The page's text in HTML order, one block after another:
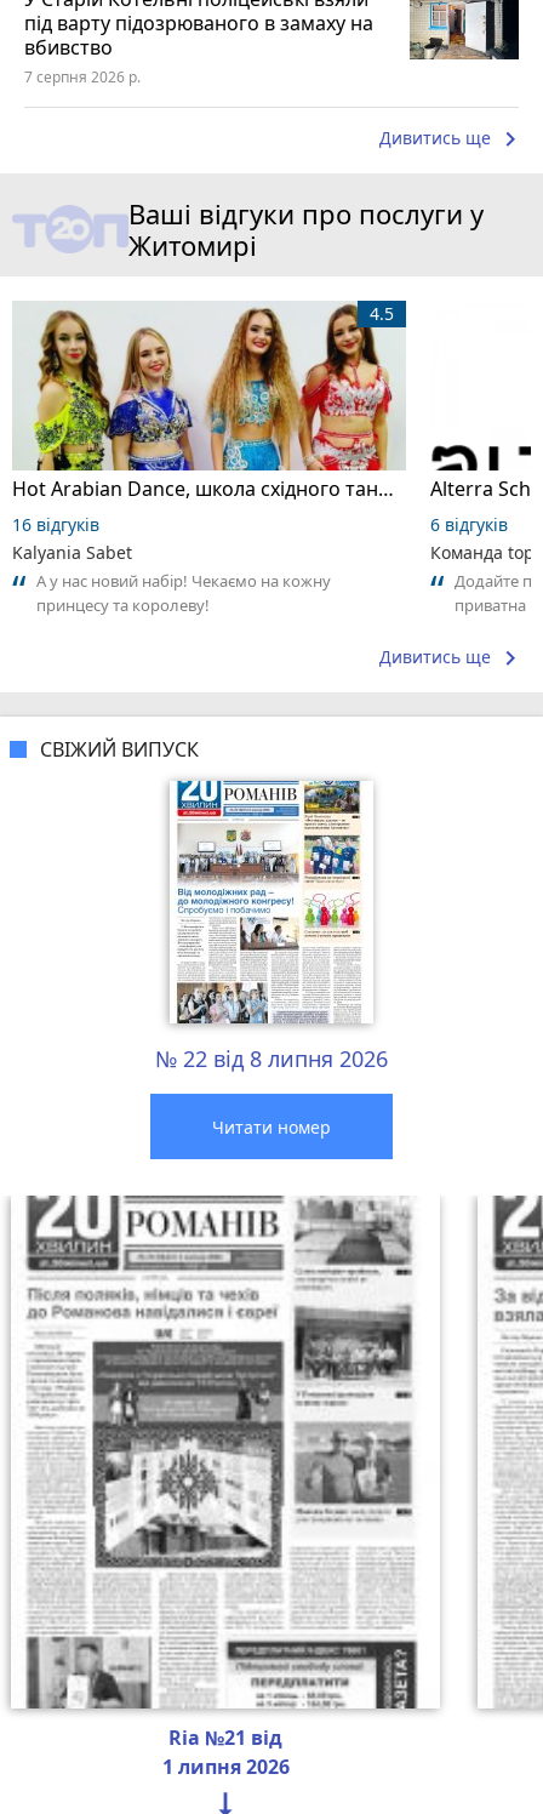
під варту підозрюваного в замаху на
вбивство
7 серпня 2026 р.
Дивитись ще keyboard_arrow_right
Ваші відгуки про послуги у
Житомирі
Hot Arabian Dance, школа східного танцю
4.5
16 відгуків
Kalyania Sabet
А у нас новий набір! Чекаємо на кожну
принцесу та королеву!
6 відгуків
Команда
Додайте
приватна
Дивитись ще keyboard_arrow_right
СВІЖИЙ ВИПУСК
№ 22 від 8 липня 2026
Читати номер
Ria №21 від
1 липня 2026